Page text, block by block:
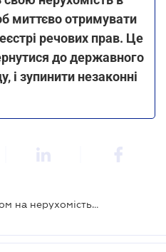
миттєво отримувати
речових прав. Це
до державного
і зупинити незаконні
Базу оподаткування податком на нерухомість визначатимуть по-новому - проєкт